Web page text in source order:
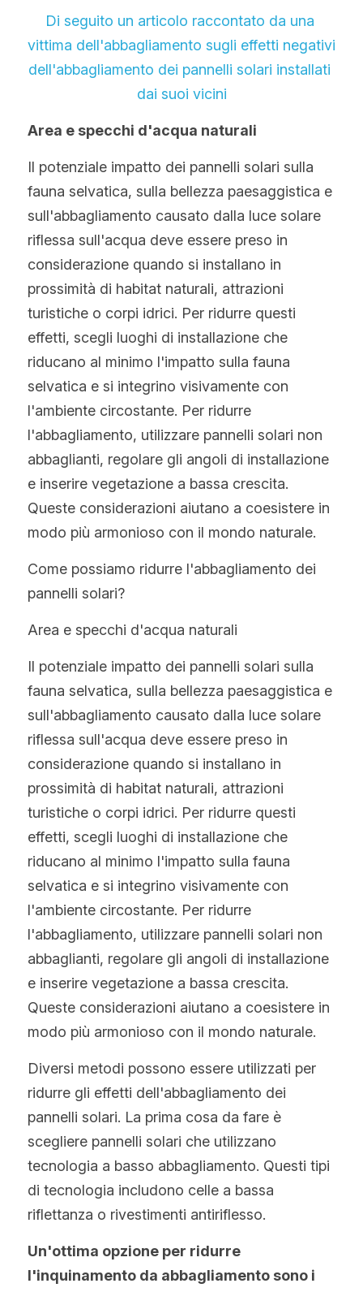
Di seguito un articolo raccontato da una
vittima dell'abbagliamento sugli effetti negativi
dell'abbagliamento dei pannelli solari installati
dai suoi vicini
Area e specchi d'acqua naturali
Il potenziale impatto dei pannelli solari sulla
fauna selvatica, sulla bellezza paesaggistica e
sull'abbagliamento causato dalla luce solare
riflessa sull'acqua deve essere preso in
considerazione quando si installano in
prossimità di habitat naturali, attrazioni
turistiche o corpi idrici. Per ridurre questi
effetti, scegli luoghi di installazione che
riducano al minimo l'impatto sulla fauna
selvatica e si integrino visivamente con
l'ambiente circostante. Per ridurre
l'abbagliamento, utilizzare pannelli solari non
abbaglianti, regolare gli angoli di installazione
e inserire vegetazione a bassa crescita.
Queste considerazioni aiutano a coesistere in
modo più armonioso con il mondo naturale.
Come possiamo ridurre l'abbagliamento dei
pannelli solari?
Area e specchi d'acqua naturali
Il potenziale impatto dei pannelli solari sulla
fauna selvatica, sulla bellezza paesaggistica e
sull'abbagliamento causato dalla luce solare
riflessa sull'acqua deve essere preso in
considerazione quando si installano in
prossimità di habitat naturali, attrazioni
turistiche o corpi idrici. Per ridurre questi
effetti, scegli luoghi di installazione che
riducano al minimo l'impatto sulla fauna
selvatica e si integrino visivamente con
l'ambiente circostante. Per ridurre
l'abbagliamento, utilizzare pannelli solari non
abbaglianti, regolare gli angoli di installazione
e inserire vegetazione a bassa crescita.
Queste considerazioni aiutano a coesistere in
modo più armonioso con il mondo naturale.
Diversi metodi possono essere utilizzati per
ridurre gli effetti dell'abbagliamento dei
pannelli solari. La prima cosa da fare è
scegliere pannelli solari che utilizzano
tecnologia a basso abbagliamento. Questi tipi
di tecnologia includono celle a bassa
riflettanza o rivestimenti antiriflesso.
Un'ottima opzione per ridurre
l'inquinamento da abbagliamento sono i